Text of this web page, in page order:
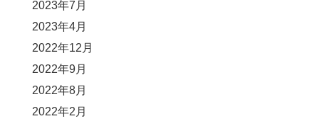
2023年7月
2023年4月
2022年12月
2022年9月
2022年8月
2022年2月